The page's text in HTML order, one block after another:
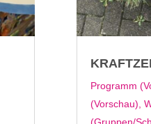
Programm
(Vorschau)